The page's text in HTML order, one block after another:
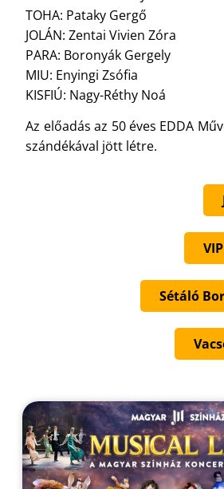
TOHA: Pataky Gergő
JOLÁN: Zentai Vivien Zóra
PARA: Boronyák Gergely
MIU: Enyingi Zsófia
KISFIÚ: Nagy-Réthy Noá
Az előadás az 50 éves EDDA
szándékával jött létre.
Sétáló